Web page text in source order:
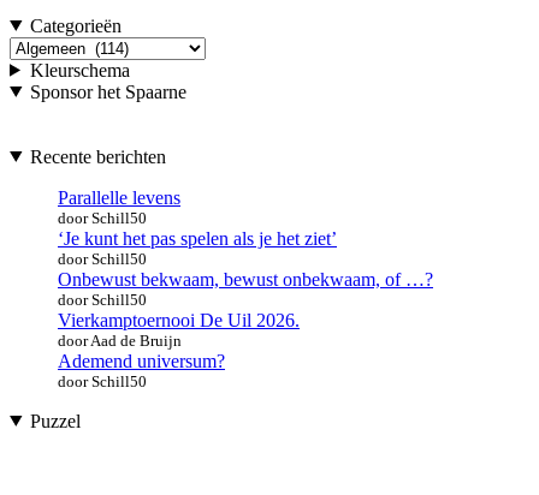
Categorieën
Categorieën
Kleurschema
Sponsor het Spaarne
Recente berichten
Parallelle levens
door Schill50
‘Je kunt het pas spelen als je het ziet’
door Schill50
Onbewust bekwaam, bewust onbekwaam, of …?
door Schill50
Vierkamptoernooi De Uil 2026.
door Aad de Bruijn
Ademend universum?
door Schill50
Puzzel